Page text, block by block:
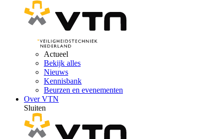
Actueel
Bekijk alles
Nieuws
Kennisbank
Beurzen en evenementen
Over VTN
Sluiten